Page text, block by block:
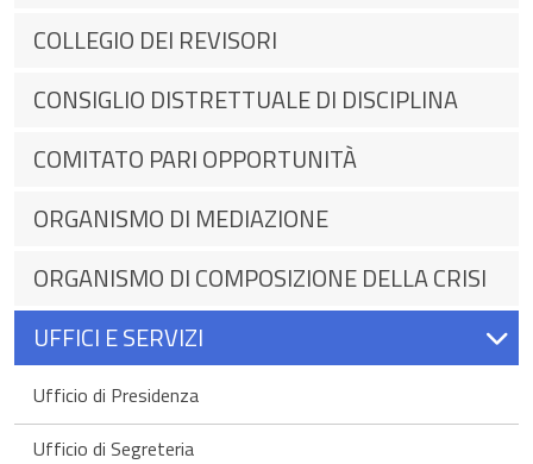
COLLEGIO DEI REVISORI
CONSIGLIO DISTRETTUALE DI DISCIPLINA
COMITATO PARI OPPORTUNITÀ
ORGANISMO DI MEDIAZIONE
ORGANISMO DI COMPOSIZIONE DELLA CRISI
UFFICI E SERVIZI
Ufficio di Presidenza
Ufficio di Segreteria